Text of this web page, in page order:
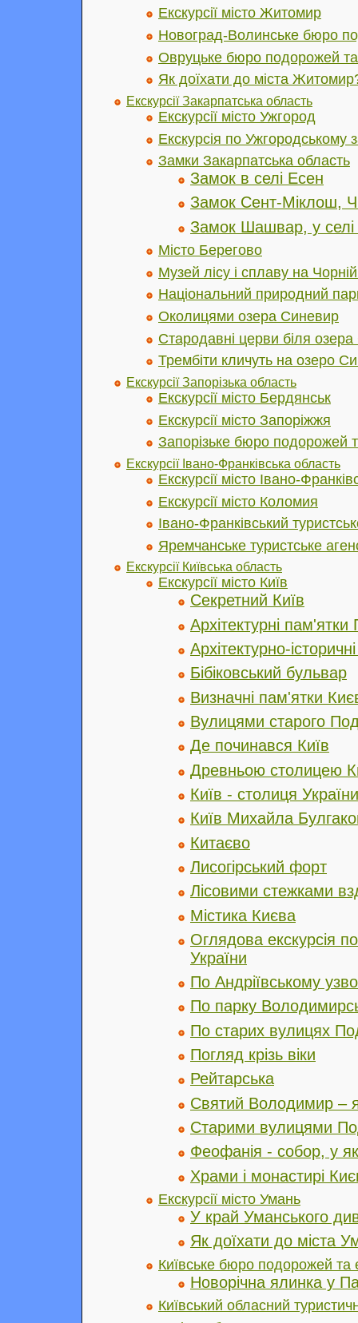
Екскурсії місто Житомир
Новоград-Волинське бюро
Овруцьке бюро подорожей та
Як доїхати до міста
Екскурсії Закарпатська область
Екскурсії місто Ужгород
Екскурсія по Ужгородському
Замки Закарпатська область
Замок в селі Есен
Замок Сент-Міклош,
Замок Шашвар, у селі
Місто Берегово
Музей лісу і сплаву на Чорній
Національний природний
Околицями озера Синевир
Стародавні церви біля
Трембіти кличуть на озеро
Екскурсії Запорізька область
Екскурсії місто Бердянськ
Екскурсії місто Запоріжжя
Запорізьке бюро подорожей
Екскурсії Івано-Франківська область
Екскурсії місто Івано-
Екскурсії місто Коломия
Івано-Франківський
Яремчанське туристське
Екскурсії Київська область
Екскурсії місто Київ
Cекретний Київ
Архітектурні пам'ятки
Архітектурно-
Бібіковський бульвар
Визначні пам'ятки
Вулицями старого
Де починався Київ
Древньою столицею
Київ - столиця України
Київ Михайла
Китаєво
Лисогірський форт
Лісовими стежками
Містика Києва
Оглядова екскурсія
України
По Андріївському
По парку
По старих вулицях
Погляд крізь віки
Рейтарська
Святий Володимир –
Старими вулицями
Феофанія - cобор, у
Храми і монастирі
Екскурсії місто Умань
У край Уманського
Як доїхати до міста
Київське бюро подорожей та
Новорічна ялинка у
Київський обласний